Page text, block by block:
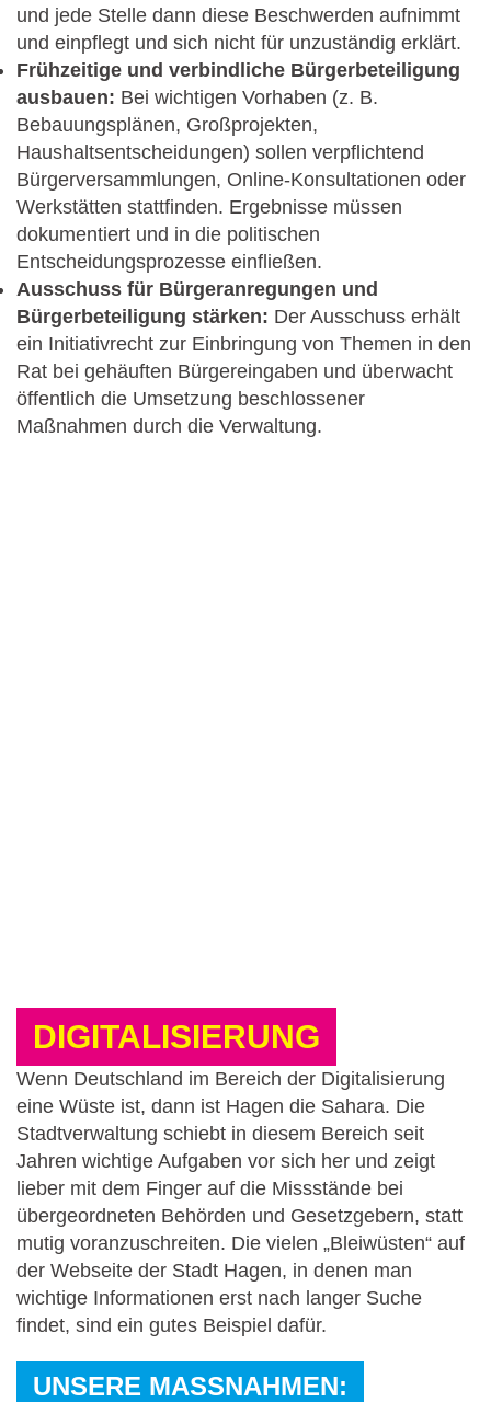
und jede Stelle dann diese Beschwerden aufnimmt
und einpflegt und sich nicht für unzuständig erklärt.
Frühzeitige und verbindliche Bürgerbeteiligung
ausbauen: Bei wichtigen Vorhaben (z. B.
Bebauungsplänen, Großprojekten,
Haushaltsentscheidungen) sollen verpflichtend
Bürgerversammlungen, Online-Konsultationen oder
Werkstätten stattfinden. Ergebnisse müssen
dokumentiert und in die politischen
Entscheidungsprozesse einfließen.
Ausschuss für Bürgeranregungen und
Bürgerbeteiligung stärken: Der Ausschuss erhält
ein Initiativrecht zur Einbringung von Themen in den
Rat bei gehäuften Bürgereingaben und überwacht
öffentlich die Umsetzung beschlossener
Maßnahmen durch die Verwaltung.
DIGITALISIERUNG
Wenn Deutschland im Bereich der Digitalisierung
eine Wüste ist, dann ist Hagen die Sahara. Die
Stadtverwaltung schiebt in diesem Bereich seit
Jahren wichtige Aufgaben vor sich her und zeigt
lieber mit dem Finger auf die Missstände bei
übergeordneten Behörden und Gesetzgebern, statt
mutig voranzuschreiten. Die vielen „Bleiwüsten“ auf
der Webseite der Stadt Hagen, in denen man
wichtige Informationen erst nach langer Suche
findet, sind ein gutes Beispiel dafür.
UNSERE MASSNAHMEN: